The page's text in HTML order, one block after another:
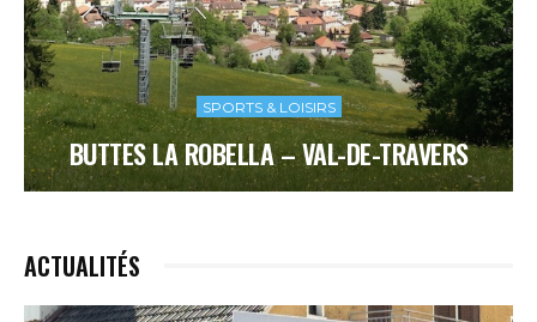
SPORTS & LOISIRS
BUTTES LA ROBELLA – VAL-DE-TRAVERS
ACTUALITÉS